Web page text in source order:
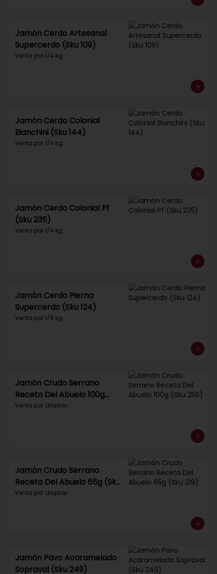
Jamón Cerdo Artesanal
Supercerdo (Sku 109)
Venta por 1/4 kg.
Jamón Cerdo Colonial
Bianchini (Sku 144)
Venta por 1/4 kg.
Jamón Cerdo Colonial Pf
(Sku 235)
Venta por 1/4 kg.
Jamón Cerdo Pierna
Supercerdo (Sku 124)
Venta por 1/4 kg.
Jamón Crudo Serrano
Receta Del Abuelo 100g
(Sku 256)
Venta por display.
Jamón Crudo Serrano
Receta Del Abuelo 65g (Sku
219)
Venta por display.
Jamón Pavo Acaramelado
Sopraval (Sku 249)